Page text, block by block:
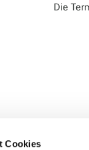
Cookies
Die